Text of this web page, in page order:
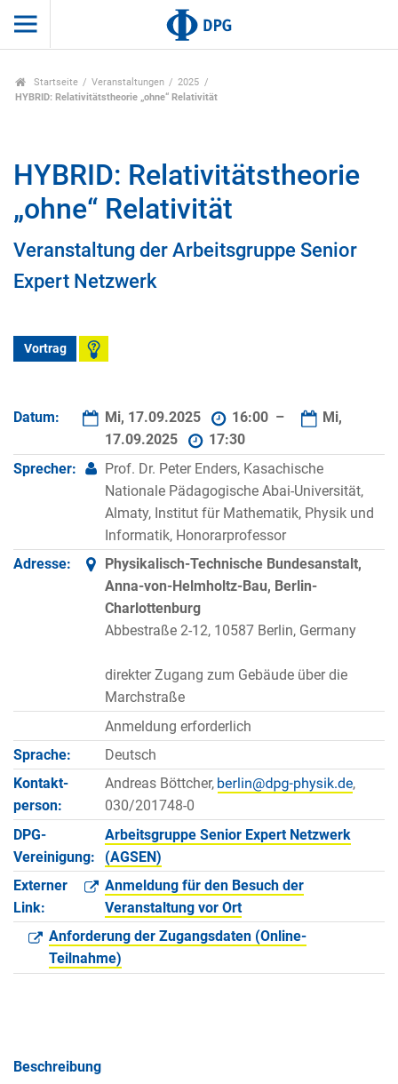
Startseite Veranstaltungen
2025
HYBRID: Relativitätstheorie „ohne“ Relativität
HYBRID: Relativitätstheorie
„ohne“ Relativität
Veranstaltung der Arbeitsgruppe Senior
Expert Netzwerk
Vortrag
Datum: Mi, 17.09.2025 16:00 –
Mi,
17.09.2025
17:30
Sprecher:
Prof. Dr. Peter Enders, Kasachische
Nationale Pädagogische Abai-Universität,
Almaty, Institut für Mathematik, Physik und
Informatik, Honorarprofessor
Adresse:
Physikalisch-Technische Bundesanstalt,
Anna-von-Helmholtz-Bau, Berlin-
Charlottenburg
Abbestraße 2-12, 10587 Berlin, Germany
direkter Zugang zum Gebäude über die
Marchstraße
Anmeldung erforderlich
Sprache:
Deutsch
Kontakt­
person:
Andreas Böttcher,
,
030/201748-0
DPG-
Vereinigung:
Arbeitsgruppe Senior Expert Netzwerk
(AGSEN)
Externer
Link:
Anmeldung für den Besuch der
Veranstaltung vor Ort
Anforderung der Zugangsdaten (Online-
Teilnahme)
Beschreibung